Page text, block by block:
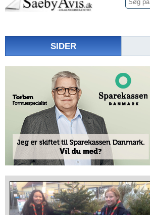
SIDER